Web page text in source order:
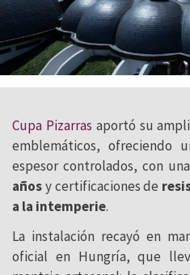
Cupa Pizarras aportó su
emblemáticos, ofreciendo
espesor controlados, con una
añosy certificaciones de
a la intemperie.
La instalación recayó en
oficial en Hungría, que